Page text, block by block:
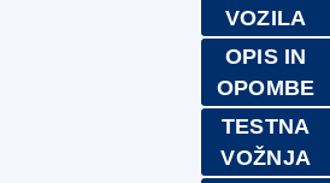
VOZILA
OPIS IN
OPOMBE
TESTNA
VOŽNJA